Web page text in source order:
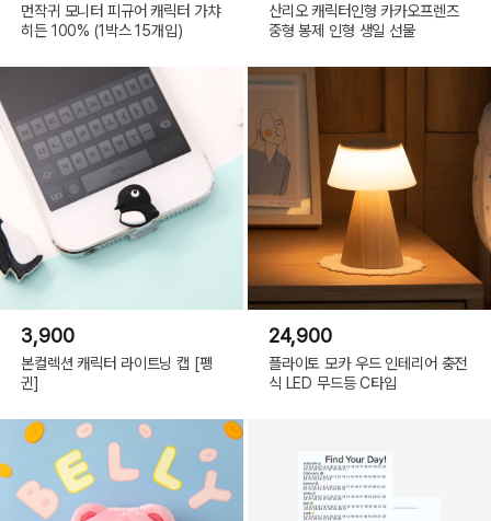
먼작귀 모니터 피규어 캐릭터 가챠
히든 100% (1박스 15개입)
산리오 캐릭터인형 카카오프렌즈
중형 봉제 인형 생일 선물
3,900
본컬렉션 캐릭터 라이트닝 캡 [펭
귄]
24,900
플라이토 모카 우드 인테리어 충전
식 LED 무드등 C타입